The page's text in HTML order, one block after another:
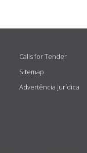
Calls for Tender
Sitemap
Advertência jurídica